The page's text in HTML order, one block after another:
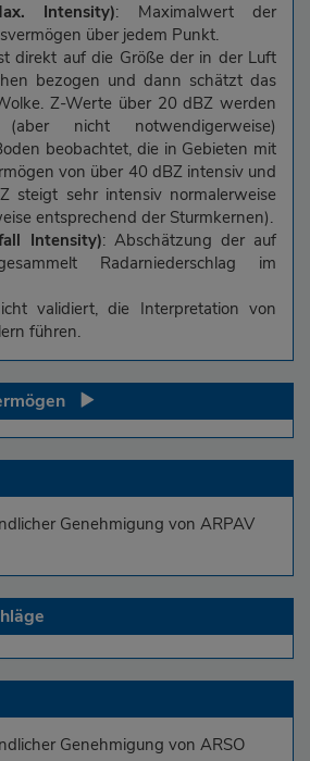
Intensity): Maximalwert der
über jedem Punkt.
direkt auf die Größe der in der Luft
bezogen und dann schätzt das
Z-Werte über 20 dBZ werden
nicht notwendigerweise)
beobachtet, die in Gebieten mit
von über 40 dBZ intensiv und
steigt sehr intensiv normalerweise
entsprechend der Sturmkernen).
Intensity): Abschätzung der auf
Radarniederschlag im
validiert, die Interpretation von
führen.
Genehmigung von ARPAV
Genehmigung von ARSO